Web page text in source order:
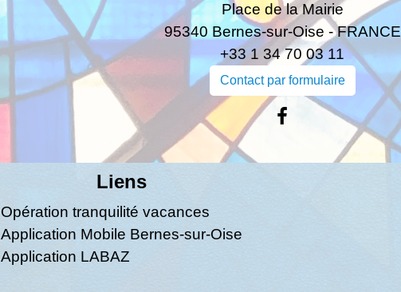
Place de la Mairie
95340 Bernes-sur-Oise - FRANCE
+33 1 34 70 03 11
Contact par formulaire
Liens
Opération tranquilité vacances
Application Mobile Bernes-sur-Oise
Application LABAZ